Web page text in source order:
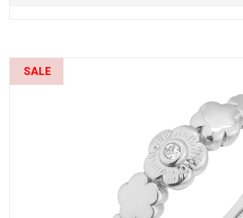
SALE